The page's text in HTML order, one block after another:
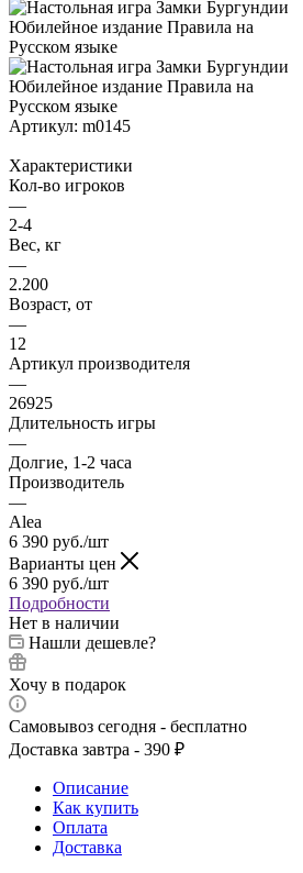
Артикул: m0145
Характеристики
Кол-во игроков
—
2-4
Вес, кг
—
2.200
Возраст, от
—
12
Артикул производителя
—
26925
Длительность игры
—
Долгие, 1-2 часа
Производитель
—
Alea
6 390 руб./шт
Варианты цен
6 390 руб./шт
Подробности
Нет в наличии
Нашли дешевле?
Хочу в подарок
Самовывоз сегодня - бесплатно
Доставка завтра - 390 ₽
Описание
Как купить
Оплата
Доставка